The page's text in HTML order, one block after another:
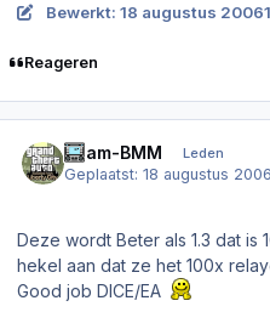
Bewerkt: 18 augustus 2006
Reageren
Team-BMM Leden
Geplaatst:18 augustus
Deze wordt Beter als 1.3 dat
hekel aan dat ze het 100x
Good job DICE/EA